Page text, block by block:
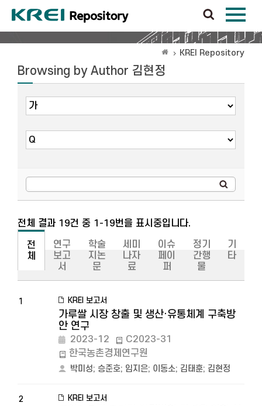
KREI Repository
Browsing by Author 김현정
전체 결과 19건 중 1-19번을 표시중입니다.
전
체
연구
보고
서
학술
지논
문
세미
나자
료
이슈
페이
퍼
정기
간행
물
기
타
1 KREI 보고서
가루쌀 시장 창출 및 생산·유통체계 구축방
안 연구
2023-12
C2023-31
한국농촌경제연구원
박미성; 승준호; 임지은; 이동소; 김태훈; 김현정
2 KREI 보고서